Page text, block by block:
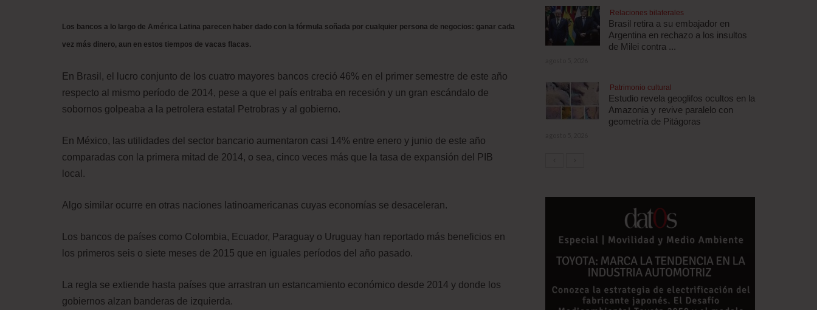
Los bancos a lo largo de América Latina parecen haber dado con la fórmula soñada por cualquier persona de negocios: ganar cada
vez más dinero, aun en estos tiempos de vacas flacas.
En Brasil, el lucro conjunto de los cuatro mayores bancos creció 46% en el primer semestre de este año
respecto al mismo período de 2014, pese a que el país entraba en recesión y un gran escándalo de
sobornos golpeaba a la petrolera estatal Petrobras y al gobierno.
En México, las utilidades del sector bancario aumentaron casi 14% entre enero y junio de este año
comparadas con la primera mitad de 2014, o sea, cinco veces más que la tasa de expansión del PIB
local.
Algo similar ocurre en otras naciones latinoamericanas cuyas economías se desaceleran.
Los bancos de países como Colombia, Ecuador, Paraguay o Uruguay han reportado más beneficios en
los primeros seis o siete meses de 2015 que en iguales períodos del año pasado.
La regla se extiende hasta países que arrastran un estancamiento económico desde 2014 y donde los
gobiernos alzan banderas de izquierda.
Relaciones bilaterales
Brasil retira a su embajador en
Argentina en rechazo a los insultos
de Milei contra ...
Patrimonio cultural
Estudio revela geoglifos ocultos en la
Amazonia y revive paralelo con
geometría de Pitágoras